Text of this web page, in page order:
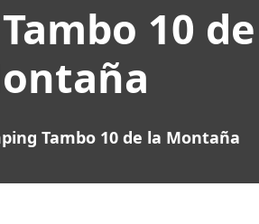
10
Tambo 10 de la Montaña